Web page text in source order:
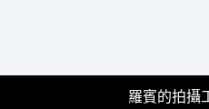
羅賓的拍攝